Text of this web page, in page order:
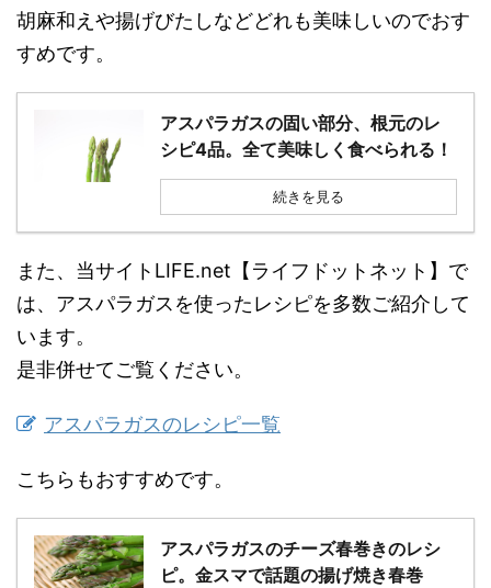
胡麻和えや揚げびたしなどどれも美味しいのでおす
すめです。
アスパラガスの固い部分、根元のレ
シピ4品。全て美味しく食べられる！
続きを見る
また、当サイトLIFE.net【ライフドットネット】で
は、アスパラガスを使ったレシピを多数ご紹介して
います。
是非併せてご覧ください。
アスパラガスのレシピ一覧
こちらもおすすめです。
アスパラガスのチーズ春巻きのレシ
ピ。金スマで話題の揚げ焼き春巻